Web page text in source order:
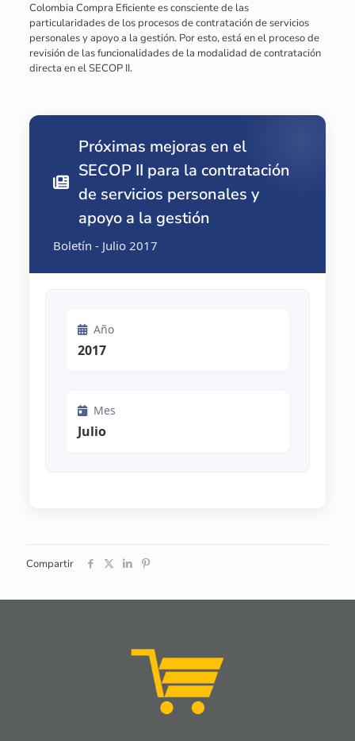
Colombia Compra Eficiente es consciente de las
particularidades de los procesos de contratación de servicios
personales y apoyo a la gestión. Por esto, está en el proceso de
revisión de las funcionalidades de la modalidad de contratación
directa en el SECOP II.
Próximas mejoras en el
SECOP II para la contratación
de servicios personales y
apoyo a la gestión
Boletín - Julio 2017
Año
2017
Mes
Julio
Compartir